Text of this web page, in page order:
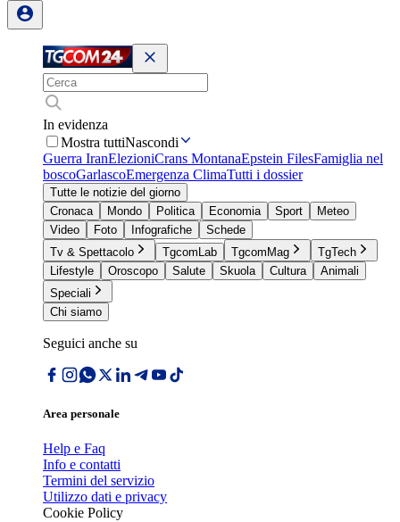
In evidenza
Mostra tuttiNascondi
Guerra IranElezioniCrans MontanaEpstein FilesFamiglia nel
boscoGarlascoEmergenza ClimaTutti i dossier
Tutte le notizie del giorno
Cronaca
Mondo Politica Economia Sport
Meteo
Video
Foto Infografiche
Schede
Tv & Spettacolo
TgcomLab TgcomMag
TgTech
Lifestyle
Oroscopo Salute Skuola Cultura
Animali
Speciali
Chi siamo
Seguici anche su
Area personale
Help e Faq
Info e contatti
Termini del servizio
Utilizzo dati e privacy
Cookie Policy